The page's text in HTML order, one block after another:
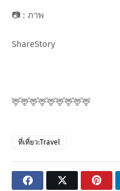
📷 : ภาพ
ShareStory
🦌🦌🦌🦌🦌🦌🦌🦌🦌
ที่เที่ยว:Travel